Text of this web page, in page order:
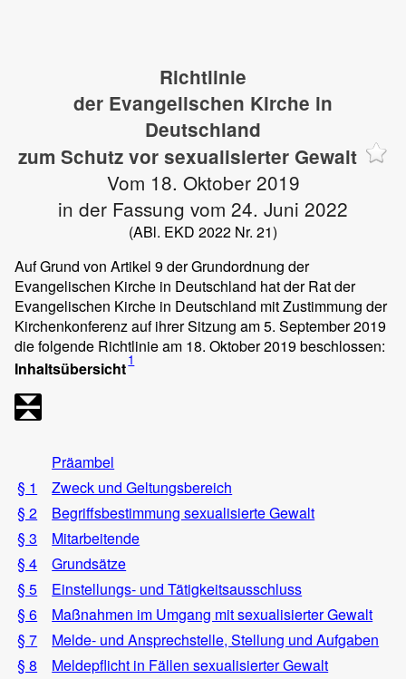
Richtlinie
der Evangelischen Kirche in
Deutschland
zum Schutz vor sexualisierter Gewalt
Vom 18. Oktober 2019
in der Fassung vom 24. Juni 2022
(ABl. EKD 2022 Nr. 21)
Auf Grund von Artikel 9 der Grundordnung der
Evangelischen Kirche in Deutschland hat der Rat der
Evangelischen Kirche in Deutschland mit Zustimmung der
Kirchenkonferenz auf ihrer Sitzung am 5. September 2019
die folgende Richtlinie am 18. Oktober 2019 beschlossen:
Inhaltsübersicht1
Präambel
§ 1
Zweck und Geltungsbereich
§ 2
Begriffsbestimmung sexualisierte Gewalt
§ 3
Mitarbeitende
§ 4
Grundsätze
§ 5
Einstellungs- und Tätigkeitsausschluss
§ 6
Maßnahmen im Umgang mit sexualisierter Gewalt
§ 7
Melde- und Ansprechstelle, Stellung und Aufgaben
§ 8
Meldepflicht in Fällen sexualisierter Gewalt